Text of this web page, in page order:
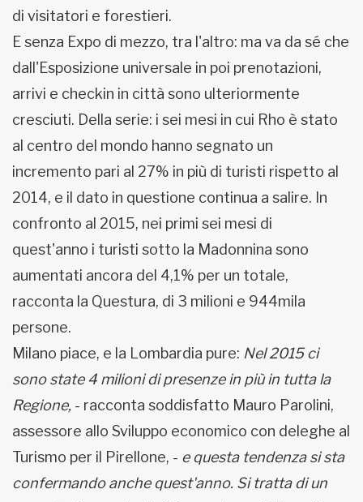
di visitatori e forestieri.
E senza Expo di mezzo, tra l'altro: ma va da sé che
dall'Esposizione universale in poi prenotazioni,
arrivi e checkin in città sono ulteriormente
cresciuti. Della serie: i sei mesi in cui Rho è stato
al centro del mondo hanno segnato un
incremento pari al 27% in più di turisti rispetto al
2014, e il dato in questione continua a salire. In
confronto al 2015, nei primi sei mesi di
quest'anno i turisti sotto la Madonnina sono
aumentati ancora del 4,1% per un totale,
racconta la Questura, di 3 milioni e 944mila
persone.
Milano piace, e la Lombardia pure: Nel 2015 ci
sono state 4 milioni di presenze in più in tutta la
Regione, - racconta soddisfatto Mauro Parolini,
assessore allo Sviluppo economico con deleghe al
Turismo per il Pirellone, - e questa tendenza si sta
confermando anche quest'anno. Si tratta di un